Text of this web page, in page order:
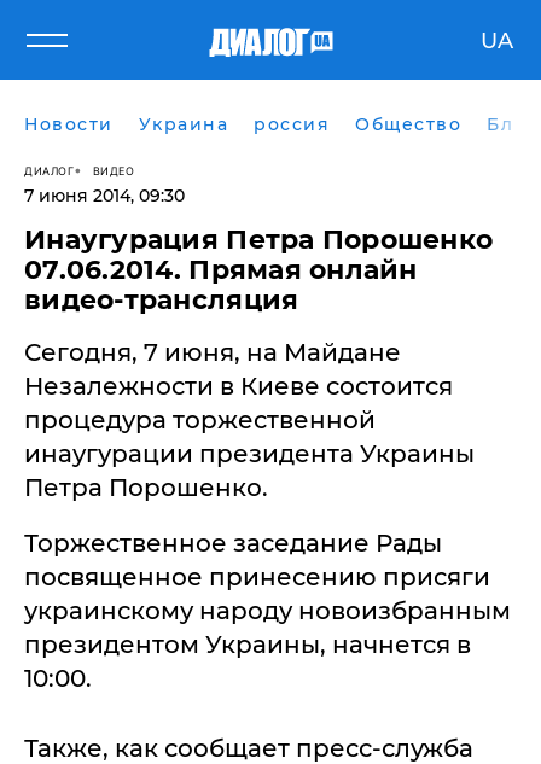
UA
Новости Украина россия Общество
ДИАЛОГ ВИДЕО
7 июня 2014, 09:30
Инаугурация Петра Порошенко
07.06.2014. Прямая онлайн
видео-трансляция
Сегодня, 7 июня, на Майдане
Незалежности в Киеве состоится
процедура торжественной
инаугурации президента Украины
Петра Порошенко.
Торжественное заседание Рады
посвященное принесению присяги
украинскому народу новоизбранным
президентом Украины, начнется в
10:00.
Также, как сообщает пресс-служба